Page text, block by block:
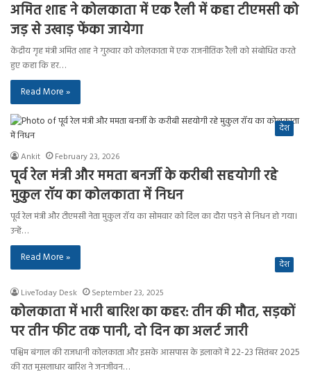
अमित शाह ने कोलकाता में एक रैली में कहा टीएमसी को
जड़ से उखाड़ फेंका जायेगा
केंद्रीय गृह मंत्री अमित शाह ने गुरुवार को कोलकाता में एक राजनीतिक रैली को संबोधित करते
हुए कहा कि हर…
Read More »
देश
Ankit February 23, 2026
पूर्व रेल मंत्री और ममता बनर्जी के करीबी सहयोगी रहे
मुकुल रॉय का कोलकाता में निधन
पूर्व रेल मंत्री और टीएमसी नेता मुकुल रॉय का सोमवार को दिल का दौरा पड़ने से निधन हो गया।
उन्हें…
Read More »
देश
LiveToday Desk September 23, 2025
कोलकाता में भारी बारिश का कहर: तीन की मौत, सड़कों
पर तीन फीट तक पानी, दो दिन का अलर्ट जारी
पश्चिम बंगाल की राजधानी कोलकाता और इसके आसपास के इलाकों में 22-23 सितंबर 2025
की रात मूसलाधार बारिश ने जनजीवन…